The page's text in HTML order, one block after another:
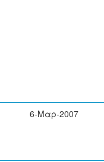
6-Μαρ-2007